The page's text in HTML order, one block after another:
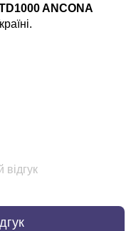
ANCONA